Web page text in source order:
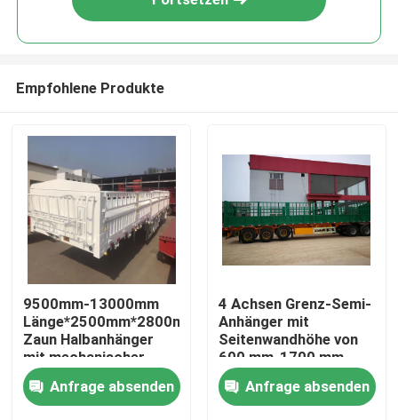
Haus
Empfohlene Produkte
9500mm-13000mm
Länge*2500mm*2800mm
Zaun Halbanhänger
mit mechanischer
Aufhängung
Anfrage absenden
4 Achsen Grenz-Semi-
Anhänger mit
Seitenwandhöhe von
600 mm-1700 mm
Anfrage absenden